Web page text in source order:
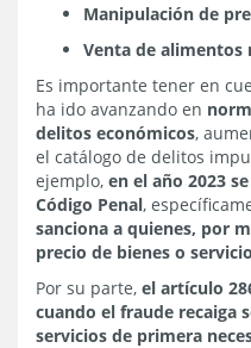
Manipulación de
Venta de alimentos
Es importante tener en
ha ido avanzando en
delitos económicos,
el catálogo de delitos
ejemplo, en el año 2023
Código Penal,
sanciona a quienes, por
precio de bienes o
Por su parte, el artículo
cuando el fraude recaiga
servicios de primera